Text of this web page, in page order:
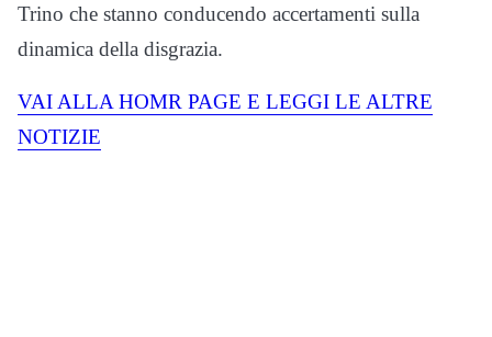
Trino che stanno conducendo accertamenti sulla
dinamica della disgrazia.
VAI ALLA HOMR PAGE E LEGGI LE ALTRE
NOTIZIE